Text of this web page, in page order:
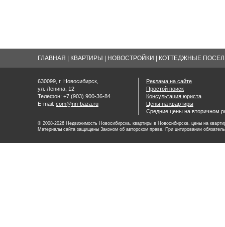
ГЛАВНАЯ КВАРТИРЫ НОВОСТРОЙКИ КОТТЕДЖНЫЕ
630099, г. Новосибирск,
ул. Ленина, 12
Телефон: +7 (903) 900-36-84
E-mail: com@nn-baza.ru
Реклама на сайте
Простой поиск
Консультация юриста
Цены на квартиры
Средние цены на вторичном
© 2008-2026 Недвижимость Новосибирска, квартиры в Новосибирске, цены на
Материалы сайта защищены Законом об авторском праве. При цитировании